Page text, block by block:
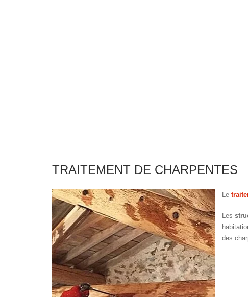
TRAITEMENT DE CHARPENTES
Le
Les
des